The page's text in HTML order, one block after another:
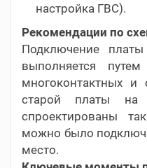
настройка ГВС).
Рекомендации по
Подключение
выполняется
многоконтактных
старой платы
спроектированы
можно было
место.